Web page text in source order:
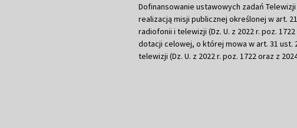
Dofinansowanie ustawowych zadań
realizacją misji publicznej określonej w art.
radiofonii i telewizji (Dz. U. z 2022 r. poz.
dotacji celowej, o której mowa w art. 31 ust.
telewizji (Dz. U. z 2022 r. poz. 1722 oraz z